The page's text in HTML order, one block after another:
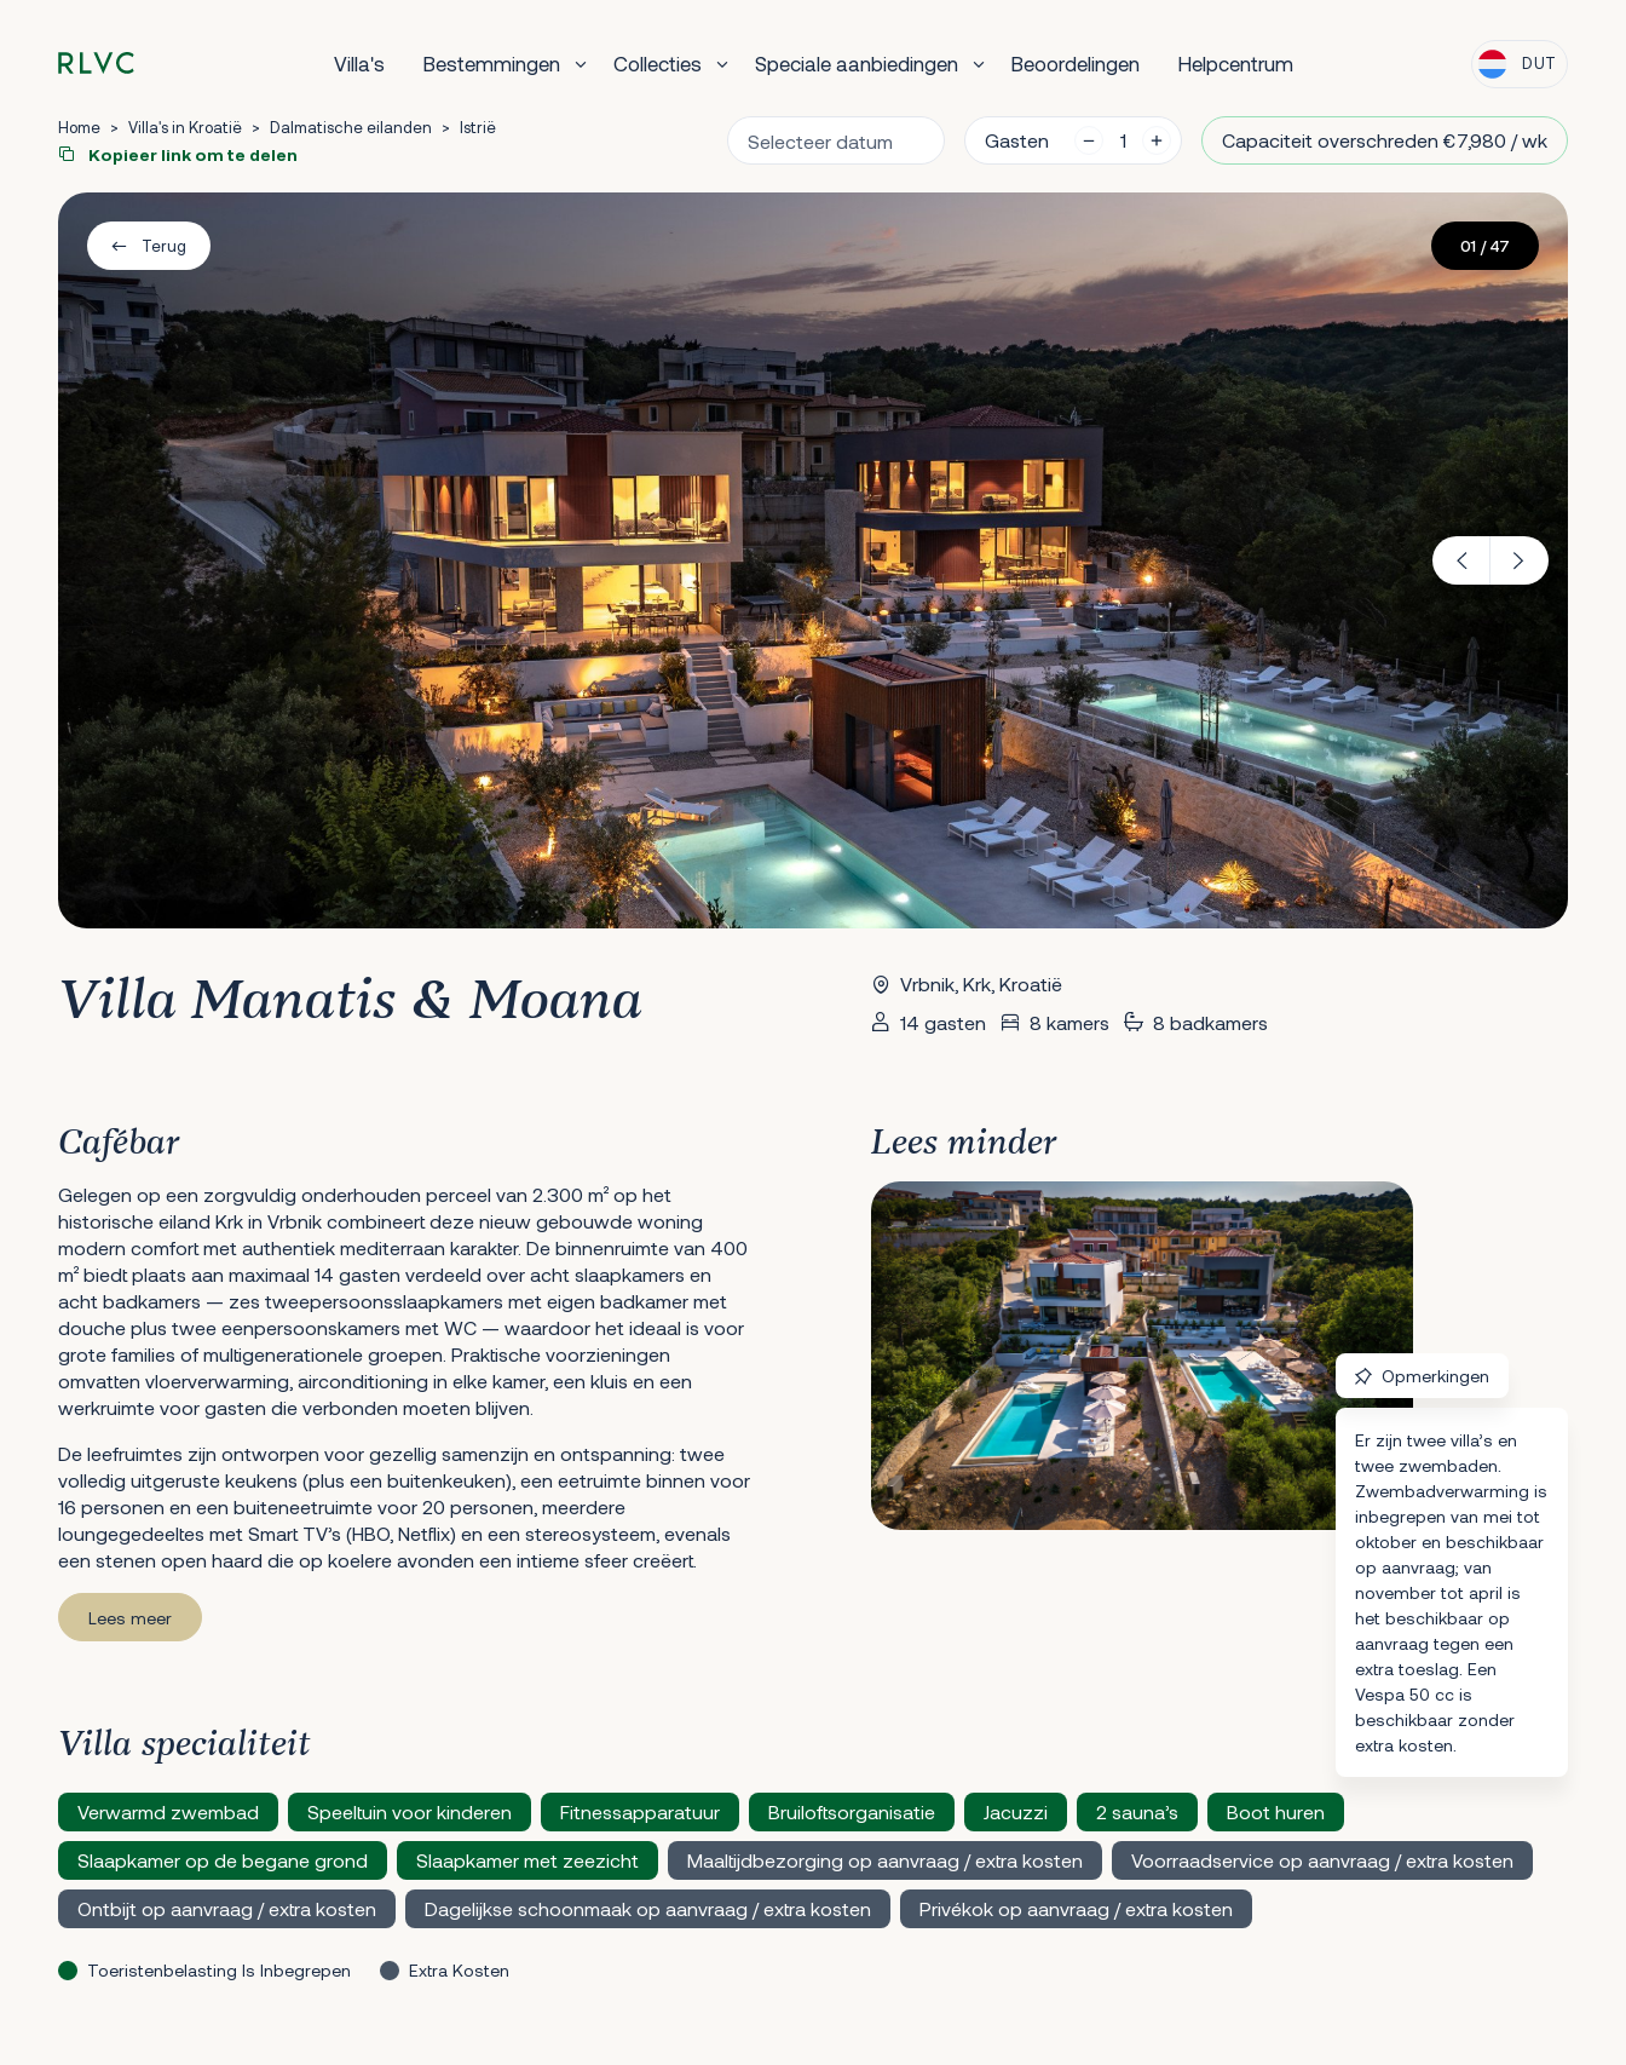
Villa's Bestemmingen Collecties Speciale aanbiedingen Beoordelingen Helpcentrum DUT
Home > Villa's in Kroatië > Dalmatische eilanden > Istrië
Kopieer link om te delen
Gasten Capaciteit overschreden €7,980 / wk
Terug 01 / 47
Villa Manatis & Moana
Vrbnik, Krk, Kroatië
14 gasten
8 kamers 8 badkamers
Cafébar
Gelegen op een zorgvuldig onderhouden perceel van 2.300 m² op het
historische eiland Krk in Vrbnik combineert deze nieuw gebouwde woning
modern comfort met authentiek mediterraan karakter. De binnenruimte van 400
m² biedt plaats aan maximaal 14 gasten verdeeld over acht slaapkamers en
acht badkamers — zes tweepersoonsslaapkamers met eigen badkamer met
douche plus twee eenpersoonskamers met WC — waardoor het ideaal is voor
grote families of multigenerationele groepen. Praktische voorzieningen
omvatten vloerverwarming, airconditioning in elke kamer, een kluis en een
werkruimte voor gasten die verbonden moeten blijven.
De leefruimtes zijn ontworpen voor gezellig samenzijn en ontspanning: twee
volledig uitgeruste keukens (plus een buitenkeuken), een eetruimte binnen voor
16 personen en een buiteneetruimte voor 20 personen, meerdere
loungegedeeltes met Smart TV’s (HBO, Netflix) en een stereosysteem, evenals
een stenen open haard die op koelere avonden een intieme sfeer creëert.
Lees meer
Opmerkingen
Er zijn twee villa’s en
twee zwembaden.
Zwembadverwarming is
inbegrepen van mei tot
oktober en beschikbaar
op aanvraag; van
november tot april is
het beschikbaar op
aanvraag tegen een
extra toeslag. Een
Vespa 50 cc is
beschikbaar zonder
extra kosten.
Lees minder
Villa specialiteit
Verwarmd zwembad Speeltuin voor kinderen Fitnessapparatuur Bruiloftsorganisatie Jacuzzi 2 sauna’s Boot huren
Slaapkamer op de begane grond Slaapkamer met zeezicht Maaltijdbezorging op aanvraag / extra kosten Voorraadservice op aanvraag / extra kosten
Ontbijt op aanvraag / extra kosten Dagelijkse schoonmaak op aanvraag / extra kosten Privékok op aanvraag / extra kosten
Toeristenbelasting Is Inbegrepen Extra Kosten